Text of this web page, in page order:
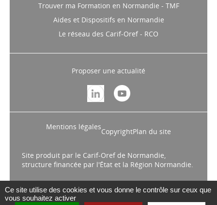
Trouver ma Formation en Normandie - TMF
Aides et Dispositifs en Normandie
Le réseau des Carif-Oref - RCO
Proposer une actualité
Mentions légales
CopyrightPlan du site
Site produit par le Carif-Oref de Normandie,
structure financée par l'État et la Région Normandie.
Ce site utilise des cookies et vous donne le contrôle sur ceux que
vous souhaitez activer